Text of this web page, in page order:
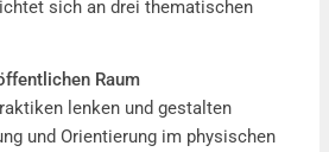
sich an drei thematischen
Raum
lenken und gestalten
und Orientierung im physischen